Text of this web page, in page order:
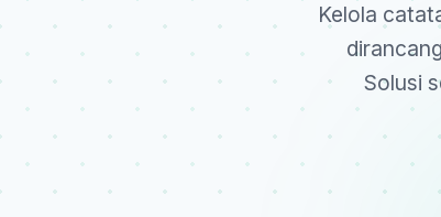
Kelola
Solusi